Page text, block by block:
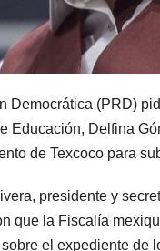
Democrática (PRD)
Educación, Delfina
de Texcoco para
presidente y
que la Fiscalía
el expediente de